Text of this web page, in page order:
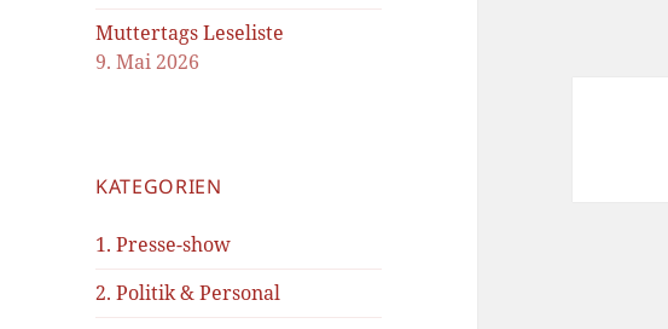
Muttertags Leseliste
9. Mai 2026
KATEGORIEN
1. Presse-show
2. Politik & Personal